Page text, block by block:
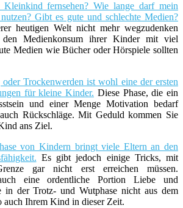
fernsehen? Wie lange darf mein
Gibt es gute und schlechte Medien?
heutigen Welt nicht mehr wegzudenken
den Medienkonsum ihrer Kinder mit viel
Medien wie Bücher oder Hörspiele sollten
Trockenwerden ist wohl eine der ersten
für kleine Kinder. Diese Phase, die ein
und einer Menge Motivation bedarf
Rückschläge. Mit Geduld kommen Sie
ans Ziel.
von Kindern bringt viele Eltern an den
Es gibt jedoch einige Tricks, mit
gar nicht erst erreichen müssen.
eine ordentliche Portion Liebe und
in der Trotz- und Wutphase nicht aus dem
auch Ihrem Kind in dieser Zeit.